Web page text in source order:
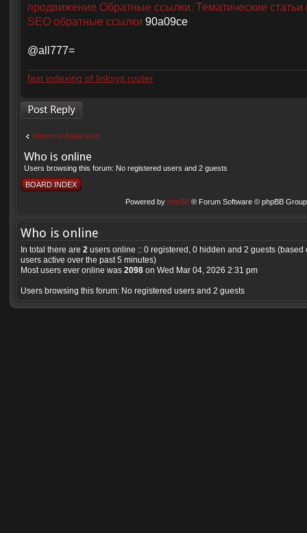
продвижение Обратные ссылки. Тематические статьи
SEO обратные ссылки 90a09ce
@all777=
fast indexing of linksys router
Post a reply
Return to Application
Who is online
Users browsing this forum: No registered users and 2 guests
BOARD INDEX
Powered by phpBB® Forum Software © phpBB
Who is online
In total there are 2 users online :: 0 registered, 0 hidden and 2 guests (based
users active over the past 5 minutes)
Most users ever online was 2098 on Wed Mar 04, 2026 2:31 pm
Users browsing this forum: No registered users and 2 guests